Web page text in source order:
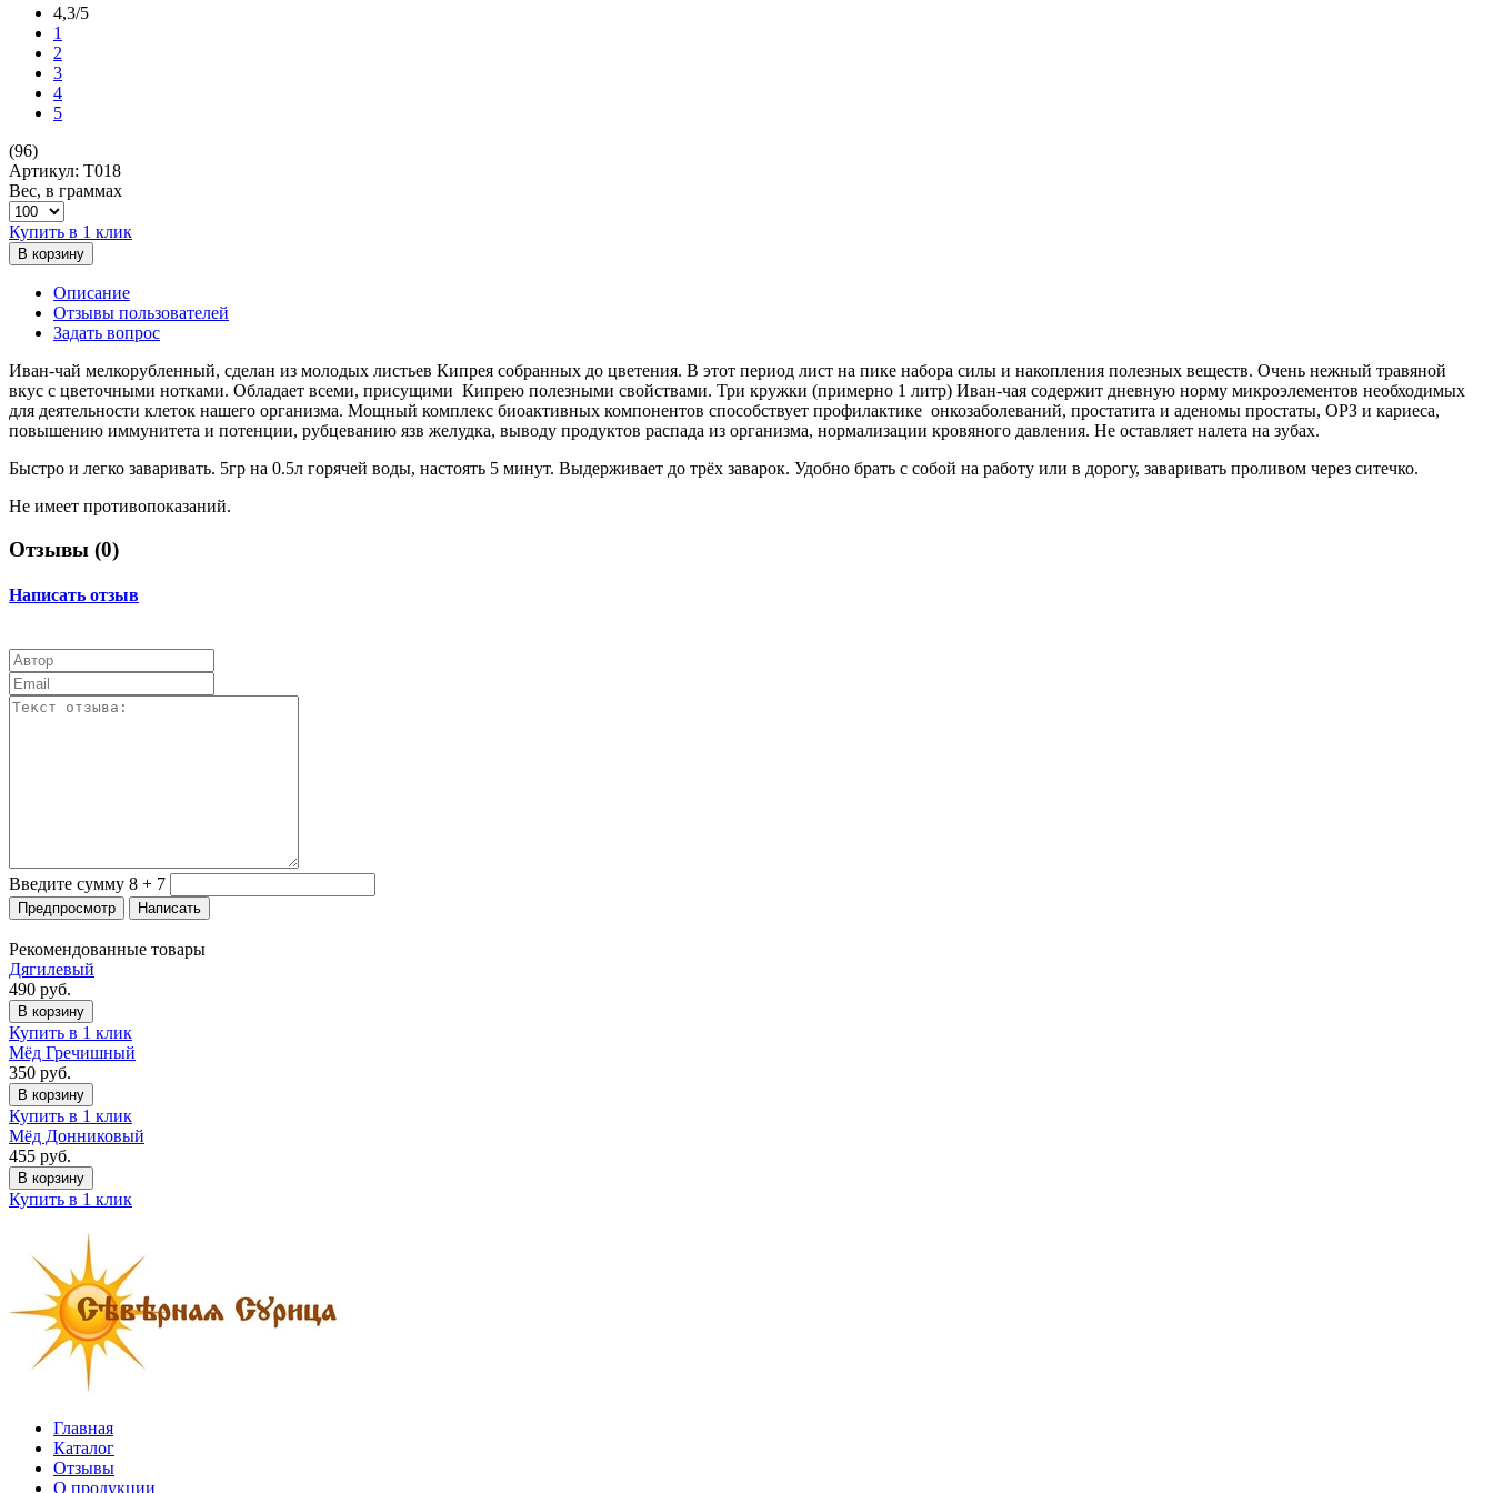
4,3/5
1
2
3
4
5
(96)
Артикул: Т018
Вес, в граммах
Купить в 1 клик
В корзину
Описание
Отзывы пользователей
Задать вопрос
Иван-чай мелкорубленный, сделан из молодых листьев Кипрея собранных до цветения. В этот период лист на пике набора силы и накопления полезных веществ. Очень нежный травяной
вкус с цветочными нотками. Обладает всеми, присущими Кипрею полезными свойствами. Три кружки (примерно 1 литр) Иван-чая содержит дневную норму микроэлементов необходимых
для деятельности клеток нашего организма. Мощный комплекс биоактивных компонентов способствует профилактике онкозаболеваний, простатита и аденомы простаты, ОРЗ и кариеса,
повышению иммунитета и потенции, рубцеванию язв желудка, выводу продуктов распада из организма, нормализации кровяного давления. Не оставляет налета на зубах.
Быстро и легко заваривать. 5гр на 0.5л горячей воды, настоять 5 минут. Выдерживает до трёх заварок. Удобно брать с собой на работу или в дорогу, заваривать проливом через ситечко.
Не имеет противопоказаний.
Отзывы (0)
Написать отзыв
Введите сумму 8 + 7
Рекомендованные товары
Дягилевый
490 руб.
В корзину
Купить в 1 клик
Мёд Гречишный
350 руб.
В корзину
Купить в 1 клик
Мёд Донниковый
455 руб.
В корзину
Купить в 1 клик
Главная
Каталог
Отзывы
О продукции